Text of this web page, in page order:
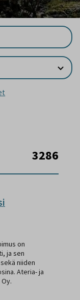
3286
on
ja sen
niiden
Ateria- ja